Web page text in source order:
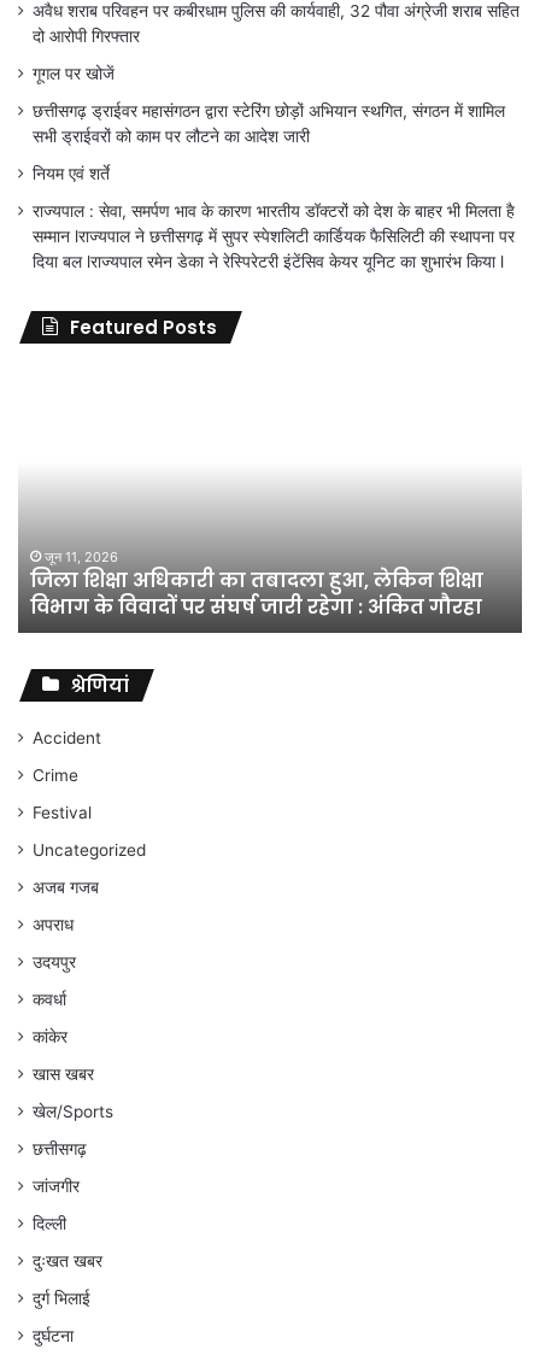
अवैध शराब परिवहन पर कबीरधाम पुलिस की कार्यवाही, 32 पौवा अंग्रेजी शराब सहित
दो आरोपी गिरफ्तार
गूगल पर खोजें
छत्तीसगढ़ ड्राईवर महासंगठन द्वारा स्टेरिंग छोड़ों अभियान स्थगित, संगठन में शामिल
सभी ड्राईवरों को काम पर लौटने का आदेश जारी
नियम एवं शर्ते
राज्यपाल : सेवा, समर्पण भाव के कारण भारतीय डॉक्टरों को देश के बाहर भी मिलता है
सम्मान lराज्यपाल ने छत्तीसगढ़ में सुपर स्पेशलिटी कार्डियक फैसिलिटी की स्थापना पर
दिया बल lराज्यपाल रमेन डेका ने रेस्पिरेटरी इंटेंसिव केयर यूनिट का शुभारंभ किया l
Featured Posts
शिक्षा
विभाग
विवादों
संघर्ष
जारी
रहेगा
अंकित
गौरहा
जून 11, 2026
जिला शिक्षा अधिकारी का तबादला हुआ, लेकिन शिक्षा
विभाग के विवादों पर संघर्ष जारी रहेगा : अंकित गौरहा
श्रेणियां
Accident
Crime
Festival
Uncategorized
अजब गजब
अपराध
उदयपुर
कवर्धा
कांकेर
खास खबर
खेल/Sports
छत्तीसगढ़
जांजगीर
दिल्ली
दुःखत खबर
दुर्ग भिलाई
दुर्घटना